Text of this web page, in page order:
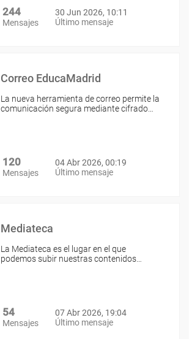
244
Mensajes
30 Jun 2026, 10:11
Último mensaje
Correo EducaMadrid
La nueva herramienta de correo permite la
comunicación segura mediante cifrado…
120
Mensajes
04 Abr 2026, 00:19
Último mensaje
Mediateca
La Mediateca es el lugar en el que
podemos subir nuestras contenidos…
54
Mensajes
07 Abr 2026, 19:04
Último mensaje